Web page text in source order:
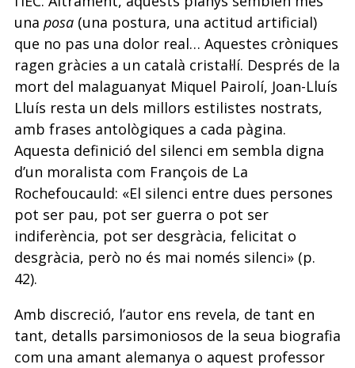
una posa(una postura, una actitud artificial)
que no pas una dolor real… Aquestes cròniques
ragen gràcies a un català cristal·lí. Després de la
mort del malaguanyat Miquel Pairolí, Joan-Lluís
Lluís resta un dels millors estilistes nostrats,
amb frases antològiques a cada pàgina.
Aquesta definició del silenci em sembla digna
d’un moralista com François de La
Rochefoucauld: «El silenci entre dues persones
pot ser pau, pot ser guerra o pot ser
indiferència, pot ser desgràcia, felicitat o
desgràcia, però no és mai només silenci» (p.
42).
Amb discreció, l’autor ens revela, de tant en
tant, detalls parsimoniosos de la seua biografia
com una amant alemanya o aquest professor